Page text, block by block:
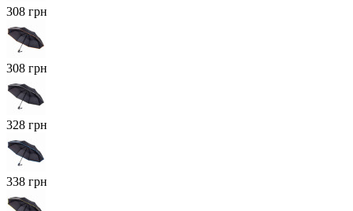
308 грн
308 грн
328 грн
338 грн